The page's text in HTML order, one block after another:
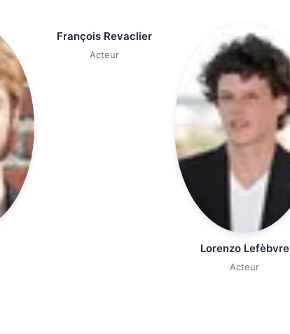
François Revaclier
Acteur
Lorenzo Lefèbvre
Acteur